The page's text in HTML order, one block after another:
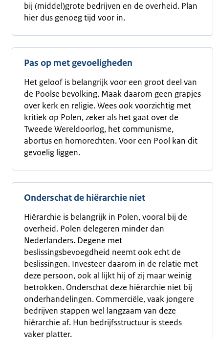
bij (middel)grote bedrijven en de overheid. Plan
hier dus genoeg tijd voor in.
Pas op met gevoeligheden
Het geloof is belangrijk voor een groot deel van
de Poolse bevolking. Maak daarom geen grapjes
over kerk en religie. Wees ook voorzichtig met
kritiek op Polen, zeker als het gaat over de
Tweede Wereldoorlog, het communisme,
abortus en homorechten. Voor een Pool kan dit
gevoelig liggen.
Onderschat de hiërarchie niet
Hiërarchie is belangrijk in Polen, vooral bij de
overheid. Polen delegeren minder dan
Nederlanders. Degene met
beslissingsbevoegdheid neemt ook echt de
beslissingen. Investeer daarom in de relatie met
deze persoon, ook al lijkt hij of zij maar weinig
betrokken. Onderschat deze hiërarchie niet bij
onderhandelingen. Commerciële, vaak jongere
bedrijven stappen wel langzaam van deze
hiërarchie af. Hun bedrijfsstructuur is steeds
vaker platter.